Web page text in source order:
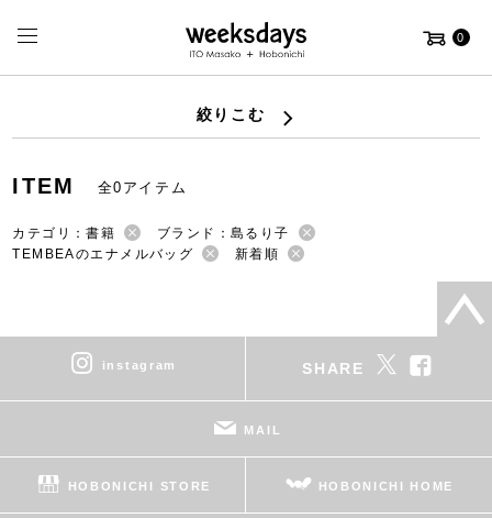
0
絞りこむ
ITEM 全0アイテム
カテゴリ：書籍
ブランド：島るり子
TEMBEAのエナメルバッグ
新着順
instagram SHARE
MAIL
HOBONICHI STORE HOBONICHI HOME